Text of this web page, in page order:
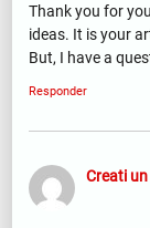
Thank you for
ideas. It is your
But, I have a
Responder
Creati